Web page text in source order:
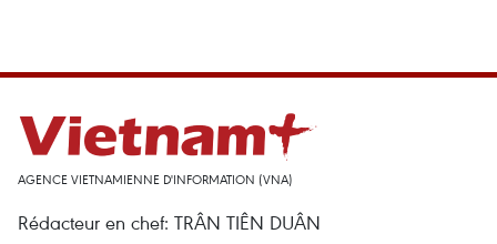
AGENCE VIETNAMIENNE D'INFORMATION (VNA)
Rédacteur en chef: TRÂN TIÊN DUÂN